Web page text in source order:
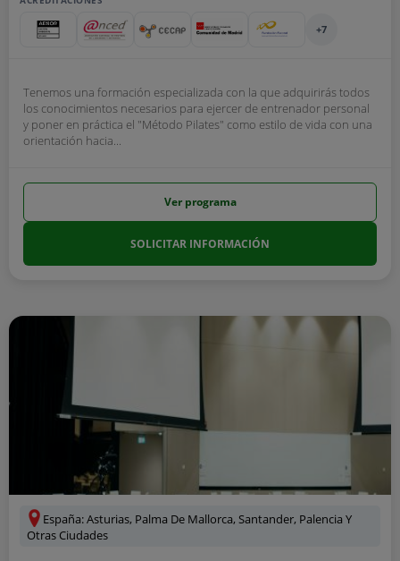
+7
Tenemos una formación especializada con la que adquirirás todos
los conocimientos necesarios para ejercer de entrenador personal
y poner en práctica el "Método Pilates" como estilo de vida con una
orientación hacia...
Ver programa
SOLICITAR INFORMACIÓN
España: Asturias, Palma De Mallorca, Santander, Palencia Y
Otras Ciudades